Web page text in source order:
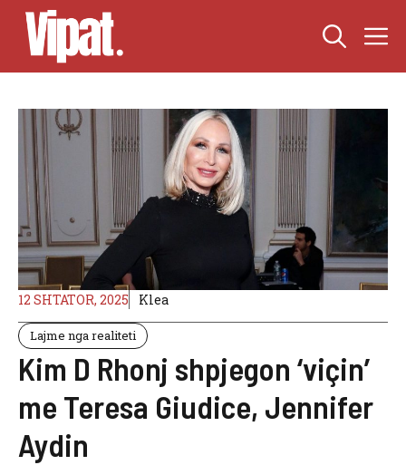
Skip
content
12 SHTATOR, 2025 Klea
Lajme nga realiteti
Kim D Rhonj shpjegon ‘viçin’
me Teresa Giudice, Jennifer
Aydin